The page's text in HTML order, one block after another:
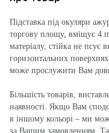
Підставка під окуляри
торгову площу, вміщує 4
матеріалу, стійка не псує
горизонтальних
може прослужити Вам
Більшість товарів,
наявності. Якщо Вам
в іншому кольорі – ми
за Вашим замовленням.